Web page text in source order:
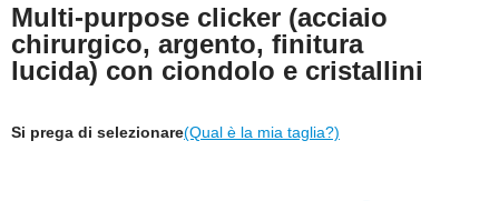
Multi-purpose clicker (acciaio
chirurgico, argento, finitura
lucida) con ciondolo e cristallini
Si prega di selezionare(Qual è la mia taglia?)